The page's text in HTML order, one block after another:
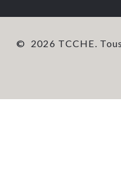
© 2026 TCCHE.